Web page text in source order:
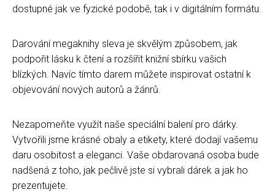
dostupné jak ve fyzické podobě, tak i v digitálním formátu.
Darování megaknihy sleva je skvělým způsobem, jak
podpořit lásku k čtení a rozšířit knižní sbírku vašich
blízkých. Navíc tímto darem můžete inspirovat ostatní k
objevování nových autorů a žánrů.
Nezapomeňte využít naše speciální balení pro dárky.
Vytvořili jsme krásné obaly a etikety, které dodají vašemu
daru osobitost a eleganci. Vaše obdarovaná osoba bude
nadšená z toho, jak pečlivě jste si vybrali dárek a jak ho
prezentujete.